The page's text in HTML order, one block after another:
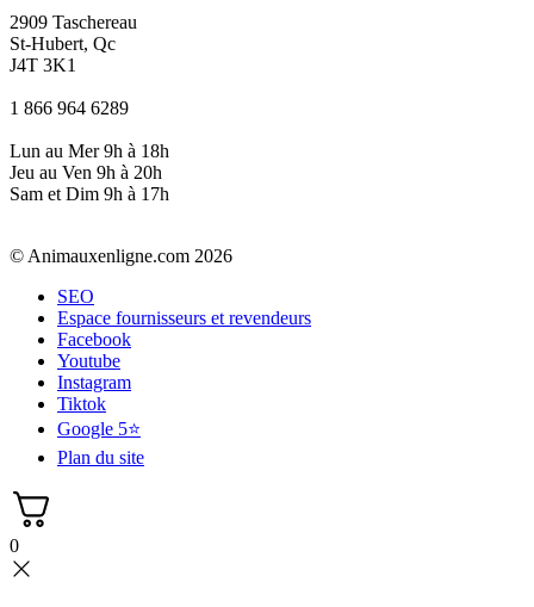
2909 Taschereau
St-Hubert, Qc
J4T 3K1
1 866 964 6289
Lun au Mer 9h à 18h
Jeu au Ven 9h à 20h
Sam et Dim 9h à 17h
© Animauxenligne.com 2026
SEO
Espace fournisseurs et revendeurs
Facebook
Youtube
Instagram
Tiktok
Google 5⭐
Plan du site
0